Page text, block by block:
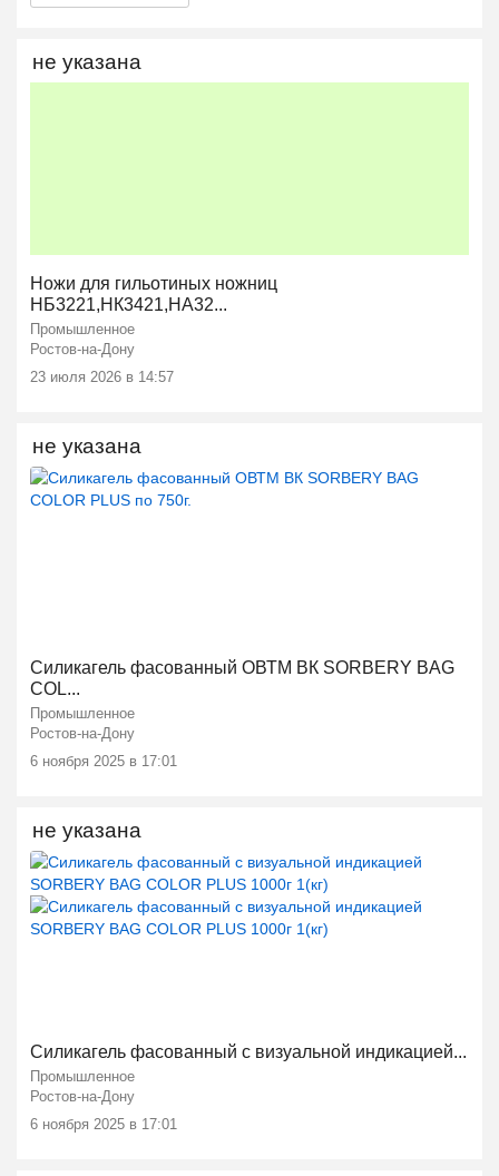
Ножи для гильотиных ножниц
НБ3221,НК3421,НА32...
Промышленное
Ростов-на-Дону
23 июля 2026 в 14:57
не указана
Силикагель фасованный ОВТМ ВК SORBERY BAG
COL...
Промышленное
Ростов-на-Дону
6 ноября 2025 в 17:01
не указана
Силикагель фасованный с визуальной индикацией...
Промышленное
Ростов-на-Дону
6 ноября 2025 в 17:01
не указана